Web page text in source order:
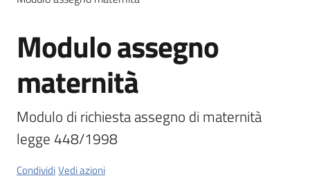
Novità
Servizi
Vivere
Borgo
Salta al contenuto
Modulo assegno
maternità
Modulo di richiesta assegno di maternità
legge 448/1998
CondividiVedi azioni